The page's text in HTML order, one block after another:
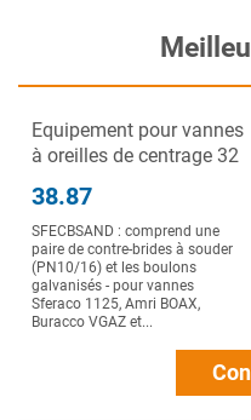
Equipement pour vannes
à oreilles de centrage 32
38.87
SFECBSAND : comprend une
paire de contre-brides à souder
(PN10/16) et les boulons
galvanisés - pour vannes
Sferaco 1125, Amri BOAX,
Buracco VGAZ et...